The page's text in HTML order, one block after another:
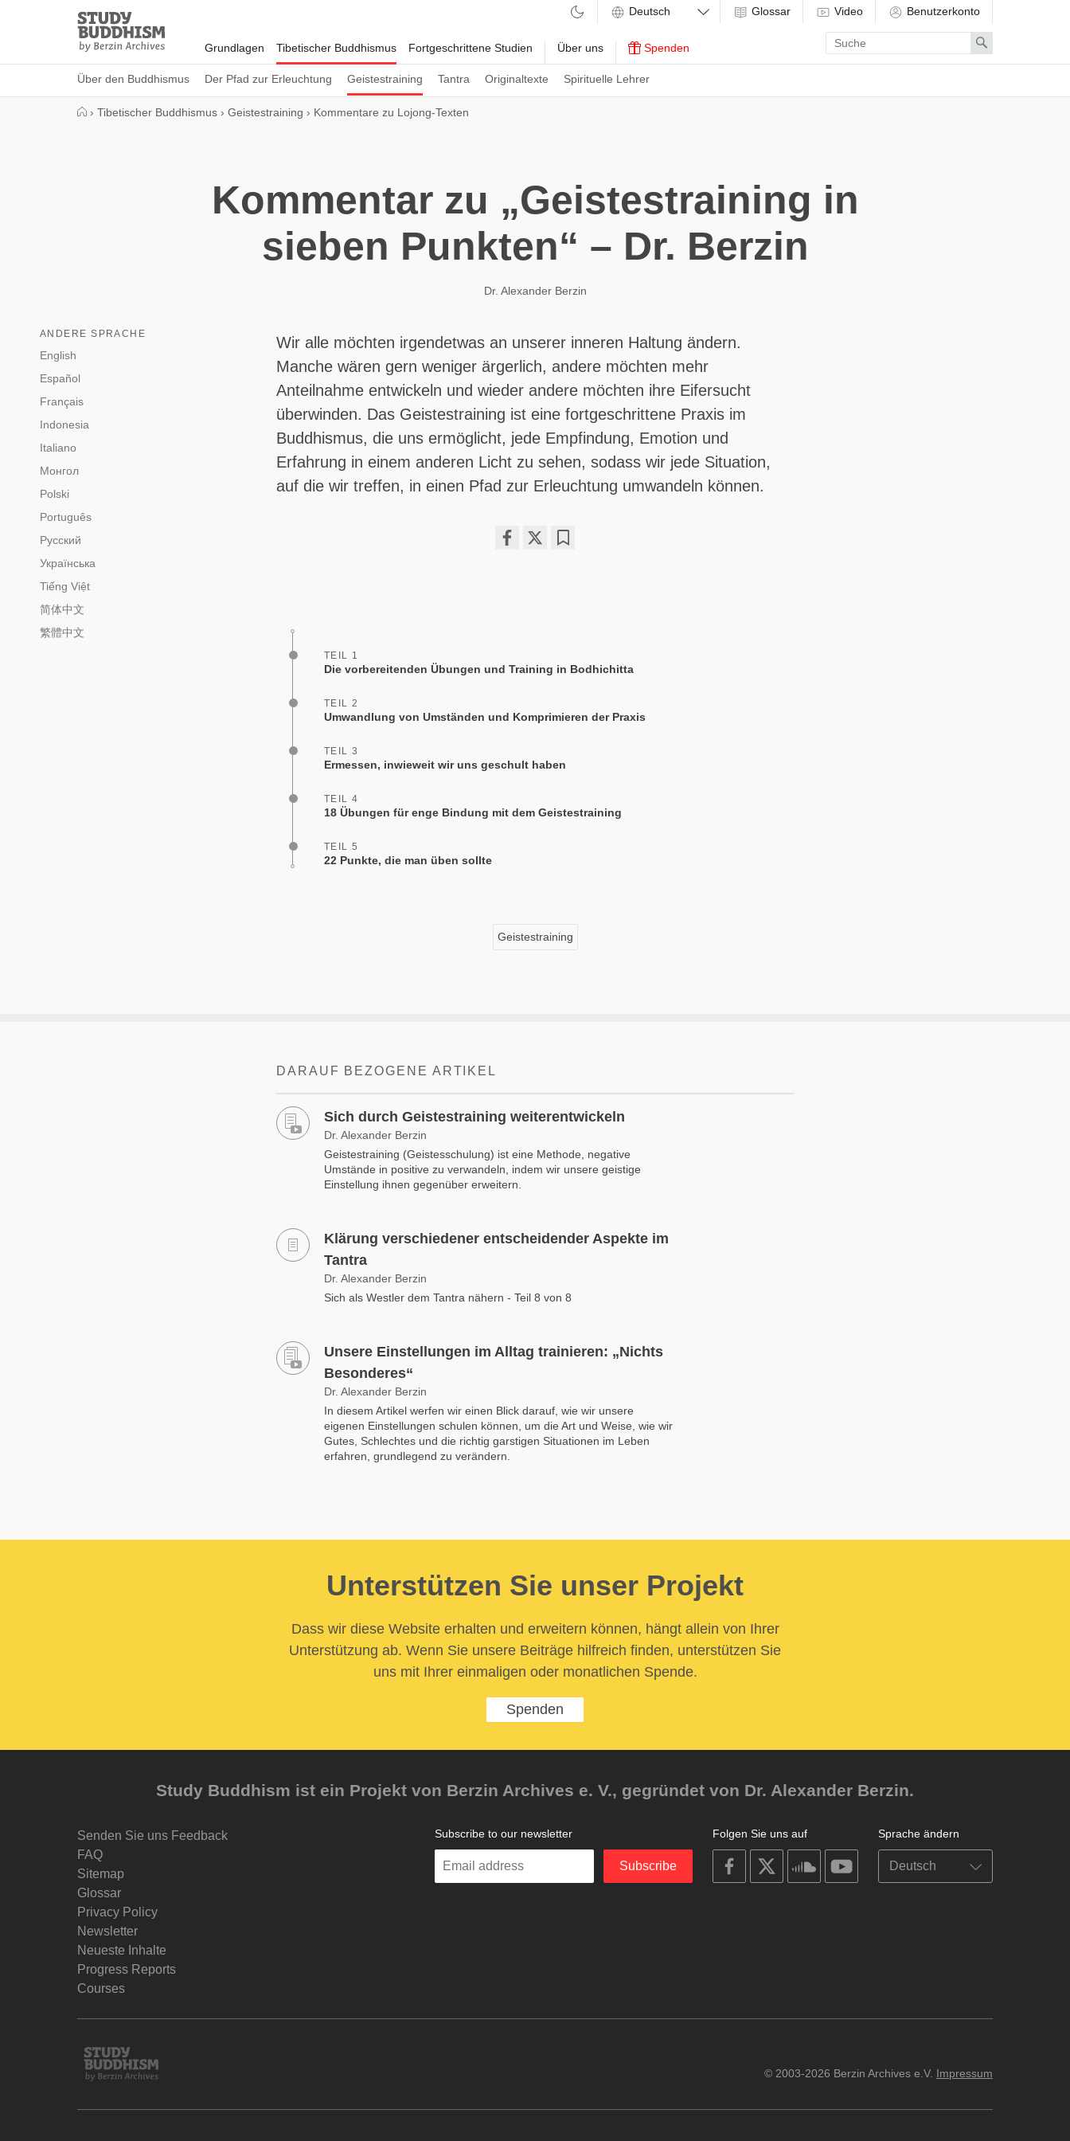
Study
Buddhism
Home
Grundlagen Tibetischer Buddhismus
Über den Buddhismus Der Pfad zur Erleuchtung Geistestraining Tantra Originaltexte Spirituelle Lehrer
Fortgeschrittene Studien Über uns Spenden
Glossar Video Benutzerkonto
Enter
search
term
Search
› Tibetischer Buddhismus › Geistestraining › Kommentare zu Lojong-Texten
Kommentar zu „Geistestraining in
sieben Punkten“ – Dr. Berzin
Dr. Alexander Berzin
ANDERE SPRACHE
English
Español
Français
Indonesia
Italiano
Монгол
Polski
Português
Русский
Українська
Tiếng Việt
简体中文
繁體中文
Wir alle möchten irgendetwas an unserer inneren Haltung ändern.
Manche wären gern weniger ärgerlich, andere möchten mehr
Anteilnahme entwickeln und wieder andere möchten ihre Eifersucht
überwinden. Das Geistestraining ist eine fortgeschrittene Praxis im
Buddhismus, die uns ermöglicht, jede Empfindung, Emotion und
Erfahrung in einem anderen Licht zu sehen, sodass wir jede Situation,
auf die wir treffen, in einen Pfad zur Erleuchtung umwandeln können.
TEIL 1
Die vorbereitenden Übungen und Training in Bodhichitta
TEIL 2
Umwandlung von Umständen und Komprimieren der Praxis
TEIL 3
Ermessen, inwieweit wir uns geschult haben
TEIL 4
18 Übungen für enge Bindung mit dem Geistestraining
TEIL 5
22 Punkte, die man üben sollte
Geistestraining
DARAUF BEZOGENE ARTIKEL
Sich durch Geistestraining weiterentwickeln
Dr. Alexander Berzin
Geistestraining (Geistesschulung) ist eine Methode, negative
Umstände in positive zu verwandeln, indem wir unsere geistige
Einstellung ihnen gegenüber erweitern.
Klärung verschiedener entscheidender Aspekte im
Tantra
Dr. Alexander Berzin
Sich als Westler dem Tantra nähern - Teil 8 von 8
Unsere Einstellungen im Alltag trainieren: „Nichts
Besonderes“
Dr. Alexander Berzin
In diesem Artikel werfen wir einen Blick darauf, wie wir unsere
eigenen Einstellungen schulen können, um die Art und Weise, wie wir
Gutes, Schlechtes und die richtig garstigen Situationen im Leben
erfahren, grundlegend zu verändern.
Unterstützen Sie unser Projekt
Dass wir diese Website erhalten und erweitern können, hängt allein von Ihrer
Unterstützung ab. Wenn Sie unsere Beiträge hilfreich finden, unterstützen Sie
uns mit Ihrer einmaligen oder monatlichen Spende.
Spenden
Study Buddhism ist ein Projekt von Berzin Archives e. V., gegründet von Dr. Alexander Berzin.
Senden Sie uns Feedback
FAQ
Sitemap
Glossar
Privacy Policy
Newsletter
Neueste Inhalte
Progress Reports
Courses
Sprache ändern
Folgen Sie uns auf
on
facebook
on
on
soundcloudyoutube
Subscribe to our newsletter
Enter
Subscribe
Study
Buddhism
© 2003-2026 Berzin Archives e.V. Impressum